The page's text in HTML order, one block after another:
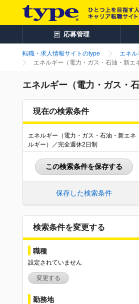
応募管理
転職・求人情報サイトのtype エネル
エネルギー（電力・ガス・石油・新
エネルギー（電力・ガス・
現在の検索条件
エネルギー（電力・ガス・石油・新エネ
ルギー）／完全週休2日制
この検索条件を保存する
保存した検索条件
検索条件を変更する
職種
設定されていません
変更する
勤務地